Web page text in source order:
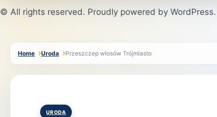
© All rights reserved. Proudly powered by
Home Uroda Przeszczep włosów Trójmiasto
Posted
URODA